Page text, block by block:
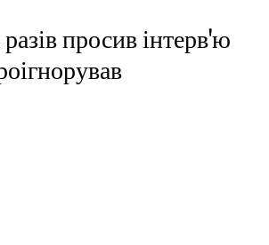
просив інтерв'ю